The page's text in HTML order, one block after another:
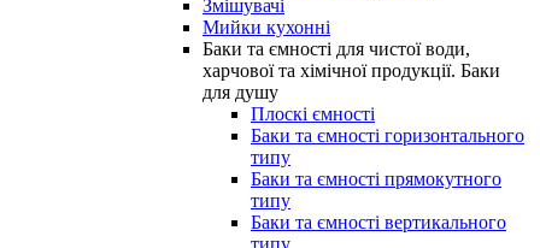
Змішувачі
Мийки кухонні
Баки та ємності для чистої води,
харчової та хімічної продукції. Баки
для душу
Плоскі ємності
Баки та ємності горизонтального
типу
Баки та ємності прямокутного
типу
Баки та ємності вертикального
типу